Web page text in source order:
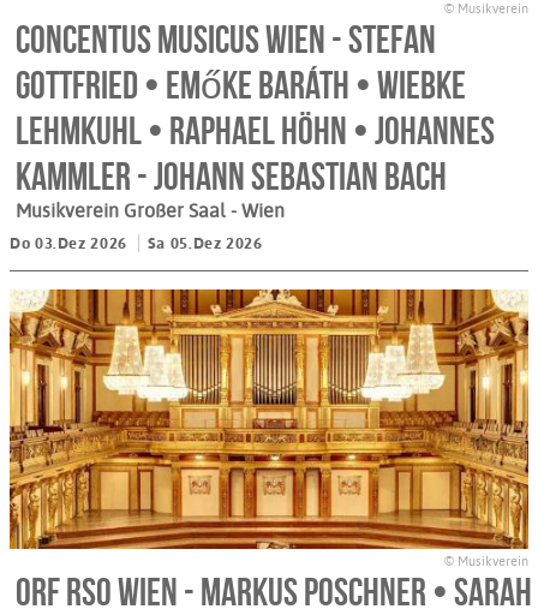
© Musikverein
Concentus Musicus Wien - Stefan
Gottfried • Emőke Baráth • Wiebke
Lehmkuhl • Raphael Höhn • Johannes
Kammler - Johann Sebastian Bach
Musikverein Großer Saal - Wien
Do 03.Dez 2026 Sa 05.Dez 2026
© Musikverein
ORF RSO Wien - Markus Poschner • Sarah